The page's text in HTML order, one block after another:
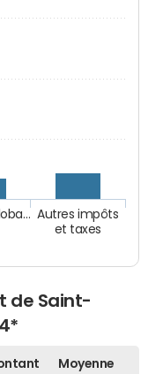
Autres impôts
et taxes
de Saint-
Moyenne